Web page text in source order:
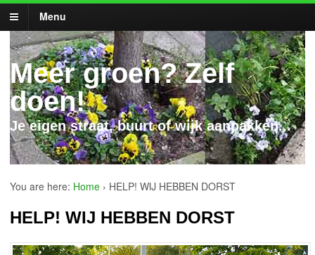
Menu
Meer groen? Zelf
doen!
Je eigen straat, buurt of wijk aanpakken...
You are here: Home › HELP! WIJ HEBBEN DORST
HELP! WIJ HEBBEN DORST